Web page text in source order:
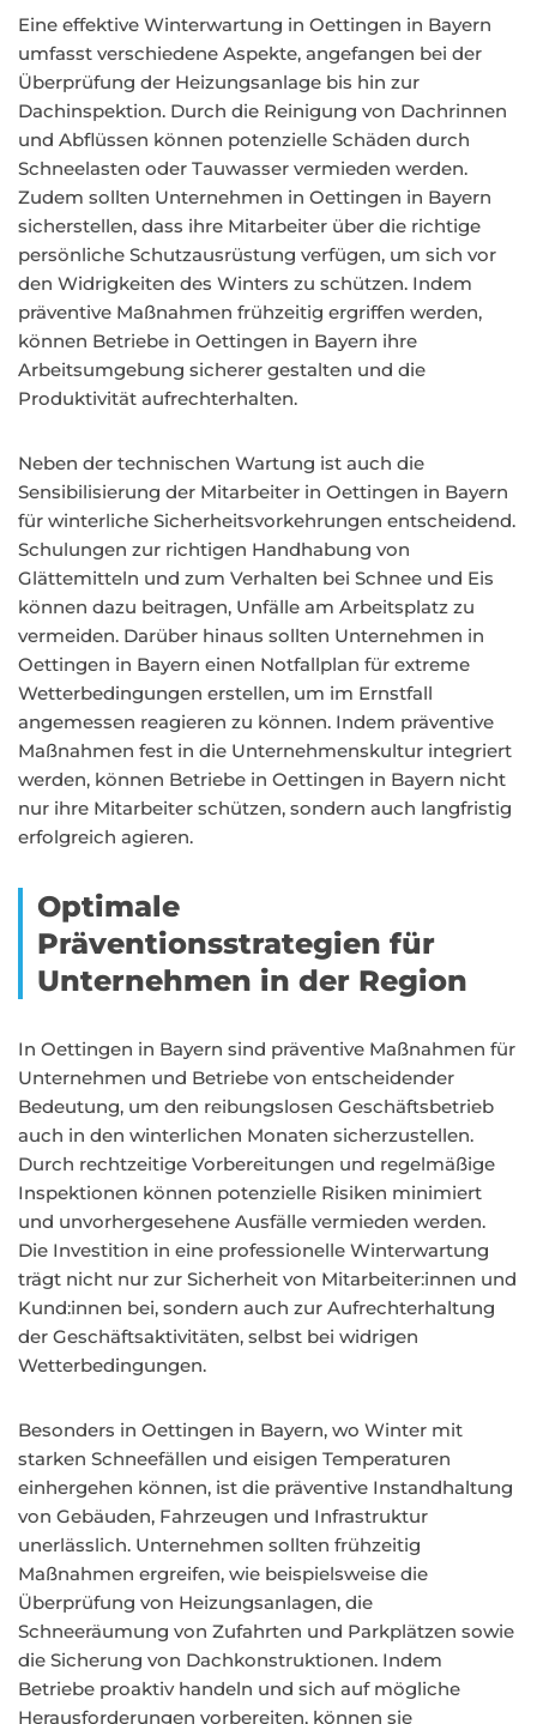
Eine effektive Winterwartung in Oettingen in Bayern
umfasst verschiedene Aspekte, angefangen bei der
Überprüfung der Heizungsanlage bis hin zur
Dachinspektion. Durch die Reinigung von Dachrinnen
und Abflüssen können potenzielle Schäden durch
Schneelasten oder Tauwasser vermieden werden.
Zudem sollten Unternehmen in Oettingen in Bayern
sicherstellen, dass ihre Mitarbeiter über die richtige
persönliche Schutzausrüstung verfügen, um sich vor
den Widrigkeiten des Winters zu schützen. Indem
präventive Maßnahmen frühzeitig ergriffen werden,
können Betriebe in Oettingen in Bayern ihre
Arbeitsumgebung sicherer gestalten und die
Produktivität aufrechterhalten.
Neben der technischen Wartung ist auch die
Sensibilisierung der Mitarbeiter in Oettingen in Bayern
für winterliche Sicherheitsvorkehrungen entscheidend.
Schulungen zur richtigen Handhabung von
Glättemitteln und zum Verhalten bei Schnee und Eis
können dazu beitragen, Unfälle am Arbeitsplatz zu
vermeiden. Darüber hinaus sollten Unternehmen in
Oettingen in Bayern einen Notfallplan für extreme
Wetterbedingungen erstellen, um im Ernstfall
angemessen reagieren zu können. Indem präventive
Maßnahmen fest in die Unternehmenskultur integriert
werden, können Betriebe in Oettingen in Bayern nicht
nur ihre Mitarbeiter schützen, sondern auch langfristig
erfolgreich agieren.
Optimale
Präventionsstrategien für
Unternehmen in der Region
In Oettingen in Bayern sind präventive Maßnahmen für
Unternehmen und Betriebe von entscheidender
Bedeutung, um den reibungslosen Geschäftsbetrieb
auch in den winterlichen Monaten sicherzustellen.
Durch rechtzeitige Vorbereitungen und regelmäßige
Inspektionen können potenzielle Risiken minimiert
und unvorhergesehene Ausfälle vermieden werden.
Die Investition in eine professionelle Winterwartung
trägt nicht nur zur Sicherheit von Mitarbeiter:innen und
Kund:innen bei, sondern auch zur Aufrechterhaltung
der Geschäftsaktivitäten, selbst bei widrigen
Wetterbedingungen.
Besonders in Oettingen in Bayern, wo Winter mit
starken Schneefällen und eisigen Temperaturen
einhergehen können, ist die präventive Instandhaltung
von Gebäuden, Fahrzeugen und Infrastruktur
unerlässlich. Unternehmen sollten frühzeitig
Maßnahmen ergreifen, wie beispielsweise die
Überprüfung von Heizungsanlagen, die
Schneeräumung von Zufahrten und Parkplätzen sowie
die Sicherung von Dachkonstruktionen. Indem
Betriebe proaktiv handeln und sich auf mögliche
Herausforderungen vorbereiten, können sie